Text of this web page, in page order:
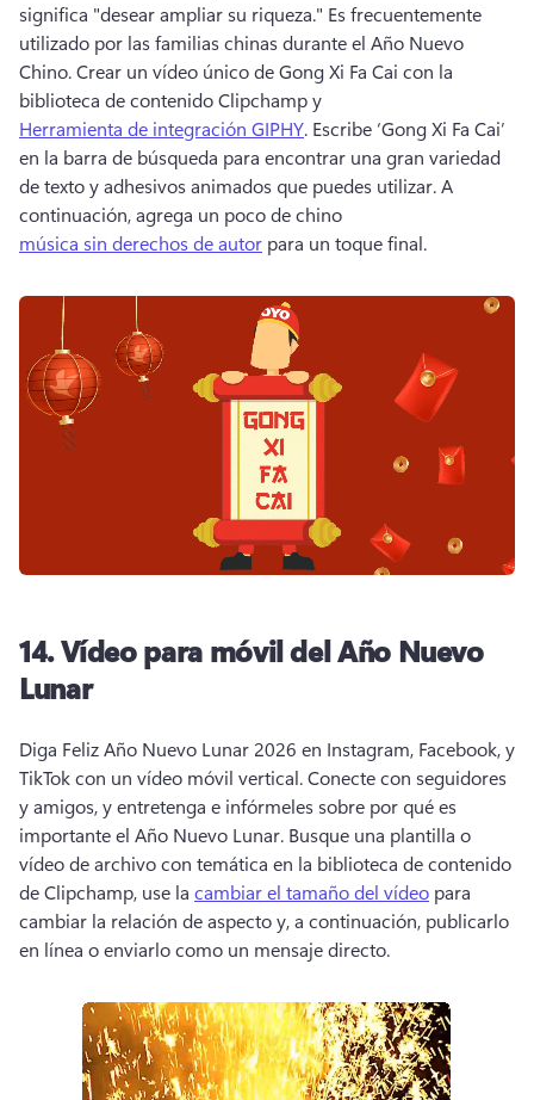
significa "desear ampliar su riqueza." Es frecuentemente
utilizado por las familias chinas durante el Año Nuevo
Chino. Crear un vídeo único de Gong Xi Fa Cai con la
biblioteca de contenido Clipchamp y
Herramienta de integración GIPHY. Escribe ‘Gong Xi Fa Cai’
en la barra de búsqueda para encontrar una gran variedad
de texto y adhesivos animados que puedes utilizar. A
continuación, agrega un poco de chino
música sin derechos de autor para un toque final.
14.Vídeo para móvil del Año Nuevo
Lunar
Diga Feliz Año Nuevo Lunar 2026 en Instagram, Facebook, y
TikTok con un vídeo móvil vertical. Conecte con seguidores
y amigos, y entretenga e infórmeles sobre por qué es
importante el Año Nuevo Lunar. Busque una plantilla o
vídeo de archivo con temática en la biblioteca de contenido
de Clipchamp, use la cambiar el tamaño del vídeo para
cambiar la relación de aspecto y, a continuación, publicarlo
en línea o enviarlo como un mensaje directo.